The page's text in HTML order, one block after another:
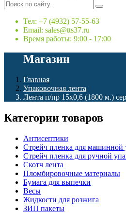
Тел: +7 (4932) 57-55-63
Email: sales@tts37.ru
Время работы: 9:00 - 17:00
Магазин
Главная
Упаковочная лента
Лента п/пр 15х0,6 (1800 м.)
Категории товаров
Антисептики
Стрейч пленка для машинной
Стрейч пленка для ручной
Скотч лента
Пломбировочные материалы
Бумага для выпечки
Весы
Жидкости для розжига
ЗИП пакеты